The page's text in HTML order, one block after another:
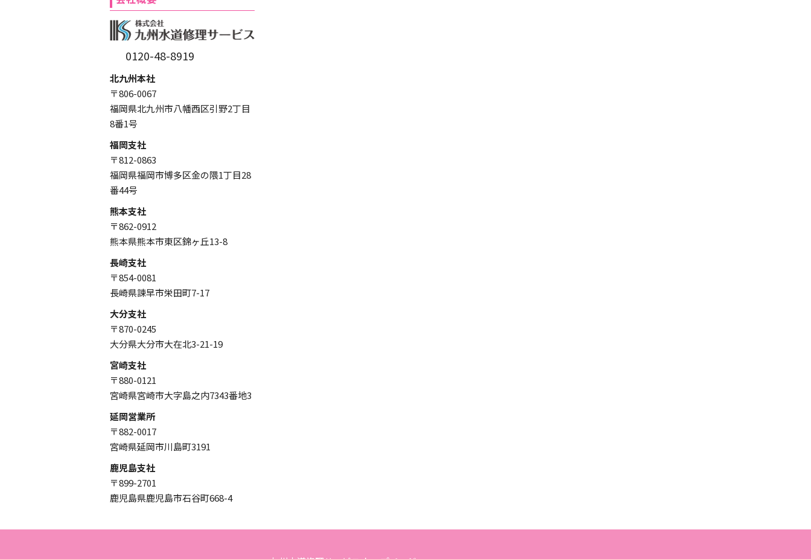
0120-48-8919
北九州本社
〒806-0067
福岡県北九州市八幡西区引野2丁目
8番1号
福岡支社
〒812-0863
福岡県福岡市博多区金の隈1丁目28
番44号
熊本支社
〒862-0912
熊本県熊本市東区錦ヶ丘13-8
長崎支社
〒854-0081
長崎県諫早市栄田町7-17
大分支社
〒870-0245
大分県大分市大在北3-21-19
宮崎支社
〒880-0121
宮崎県宮崎市大字島之内7343番地3
延岡営業所
〒882-0017
宮崎県延岡市川島町3191
鹿児島支社
〒899-2701
鹿児島県鹿児島市石谷町668-4